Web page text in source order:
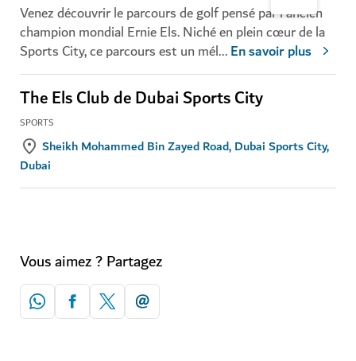
Venez découvrir le parcours de golf pensé par l'ancien
champion mondial Ernie Els. Niché en plein cœur de la
Sports City, ce parcours est un mél...En savoir plus
The Els Club de Dubai Sports City
SPORTS
Sheikh Mohammed Bin Zayed Road, Dubai Sports City,
Dubai
Vous aimez ? Partagez